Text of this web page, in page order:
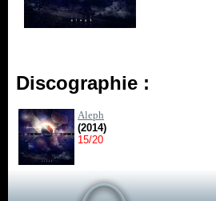
Discographie :
Aleph
(2014)
15/20